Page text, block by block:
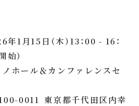
1月15日（木）13：00 - 16：
始）
ール＆カンファレンスセ
東京都千代田区内幸